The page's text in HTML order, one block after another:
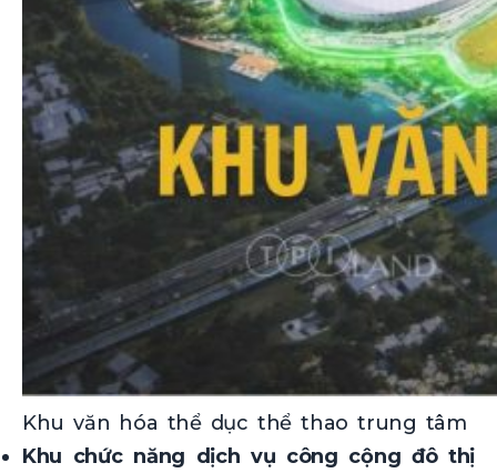
Khu văn hóa thể dục thể thao trung tâm
Khu chức năng dịch vụ công cộng đô thị